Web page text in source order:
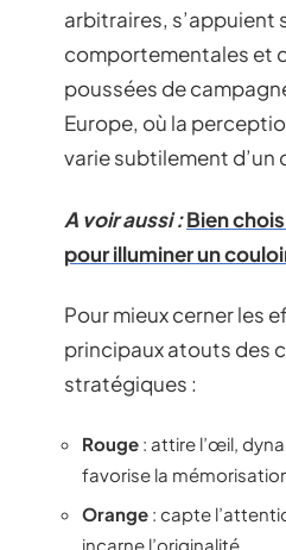
arbitraires, s’appuient
comportementales et
poussées de
Europe, où la
varie subtilement d’un
A voir aussi :Bien
pour illuminer un
Pour mieux cerner les
principaux atouts des
stratégiques :
Rouge : attire l’œil,
favorise la
Orange : capte
incarne l’originalité.